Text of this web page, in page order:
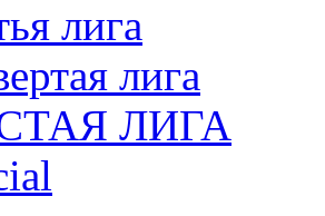
лига
лига
ЛИГА